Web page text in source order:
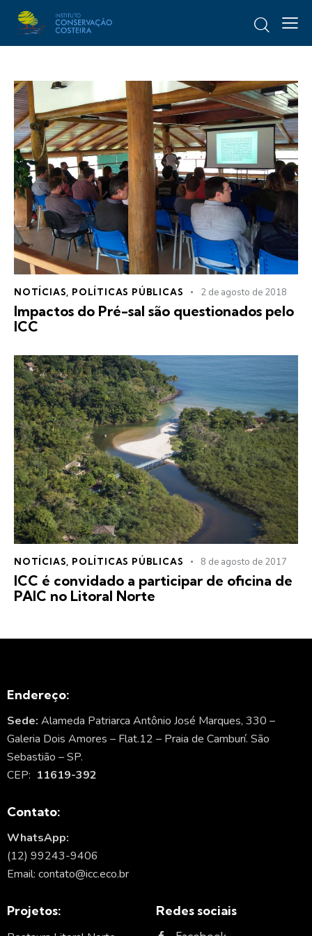
NOTÍCIAS, POLÍTICAS PÚBLICAS 2 de agosto de 2018
Impactos do Pré-sal são questionados pelo
ICC
NOTÍCIAS POLÍTICAS PÚBLICAS 8 de agosto de 2017
ICC é convidado a participar de oficina de
PAIC no Litoral Norte
Endereço:
Sede: Alameda Patriarca Antônio José Marques, 330 –
Galeria Dois Amores – Flat.12 – Praia de Camburí. São
Sebastião – SP.
CEP: 11619-392
Contato:
WhatsApp:
(12) 99243-9406
Email: contato@icc.eco.br
Projetos: Redes sociais